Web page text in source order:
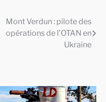
Mont Verdun : pilote des
opérations de l’OTAN en
Ukraine